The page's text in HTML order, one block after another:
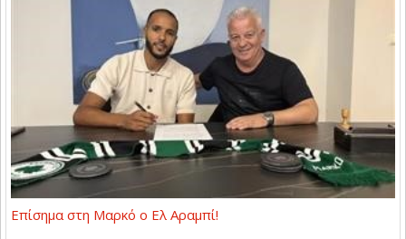
Επίσημα στη Μαρκό ο Ελ Αραμπί!